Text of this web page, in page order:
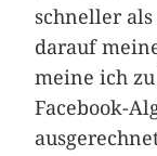
schneller
darauf
meine ich
Facebook-